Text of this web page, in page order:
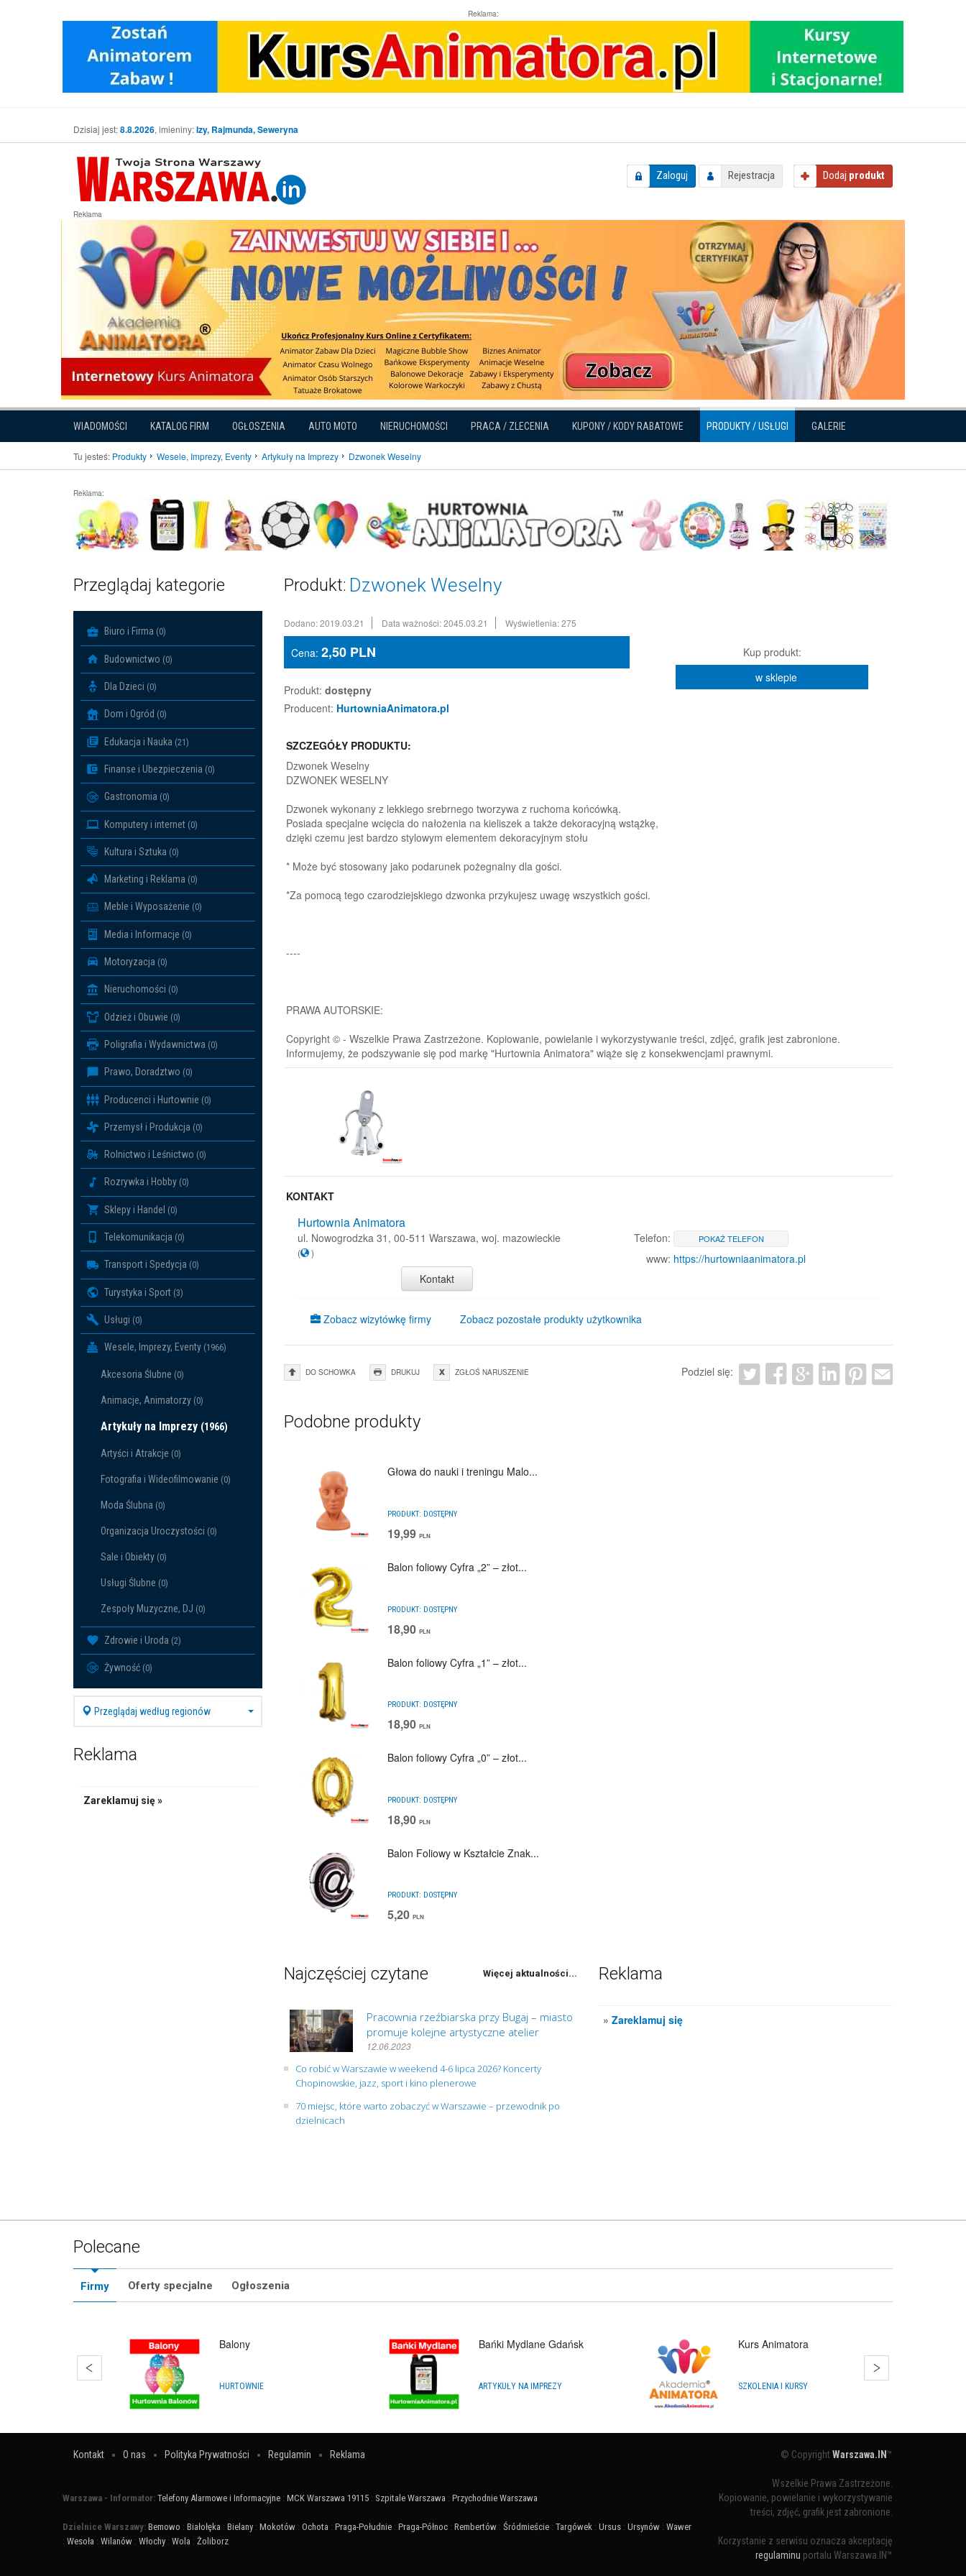
Reklama:
Dzisiaj jest:8.8.2026, imieniny:Izy, Rajmunda, Seweryna
Zaloguj Rejestracja Dodaj produkt
Reklama
WIADOMOŚCI KATALOG FIRM OGŁOSZENIA AUTO MOTO NIERUCHOMOŚCI PRACA / ZLECENIA KUPONY / KODY RABATOWE PRODUKTY / USŁUGI GALERIE
Tu jesteś: Produkty Wesele, Imprezy, Eventy Artykuły na Imprezy Dzwonek Weselny
Reklama:
Przeglądaj kategorie
Biuro i Firma (0)
Budownictwo (0)
Dla Dzieci (0)
Dom i Ogród (0)
Edukacja i Nauka (21)
Finanse i Ubezpieczenia (0)
Gastronomia (0)
Komputery i internet (0)
Kultura i Sztuka (0)
Marketing i Reklama (0)
Meble i Wyposażenie (0)
Media i Informacje (0)
Motoryzacja (0)
Nieruchomości (0)
Odzież i Obuwie (0)
Poligrafia i Wydawnictwa (0)
Prawo, Doradztwo (0)
Producenci i Hurtownie (0)
Przemysł i Produkcja (0)
Rolnictwo i Leśnictwo (0)
Rozrywka i Hobby (0)
Sklepy i Handel (0)
Telekomunikacja (0)
Transport i Spedycja (0)
Turystyka i Sport (3)
Usługi (0)
Wesele, Imprezy, Eventy (1966)
Akcesoria Ślubne (0)
Animacje, Animatorzy (0)
Artykuły na Imprezy (1966)
Artyści i Atrakcje (0)
Fotografia i Wideofilmowanie (0)
Moda Ślubna (0)
Organizacja Uroczystości (0)
Sale i Obiekty (0)
Usługi Ślubne (0)
Zespoły Muzyczne, DJ (0)
Zdrowie i Uroda (2)
Żywność (0)
Przeglądaj według regionów
Reklama
Zareklamuj się »
Produkt: Dzwonek Weselny
Dodano: 2019.03.21 Data ważności: 2045.03.21 Wyświetlenia: 275
Cena: 2,50 PLN
Produkt: dostępny
Producent: HurtowniaAnimatora.pl
Kup produkt:
w sklepie
SZCZEGÓŁY PRODUKTU:
Dzwonek Weselny
DZWONEK WESELNY
Dzwonek wykonany z lekkiego srebrnego tworzywa z ruchoma końcówką.
Posiada specjalne wcięcia do nałożenia na kieliszek a także dekoracyjną wstążkę,
dzięki czemu jest bardzo stylowym elementem dekoracyjnym stołu
* Może być stosowany jako podarunek pożegnalny dla gości.
*Za pomocą tego czarodziejskiego dzwonka przykujesz uwagę wszystkich gości.
----
PRAWA AUTORSKIE:
Copyright © - Wszelkie Prawa Zastrzeżone. Kopiowanie, powielanie i wykorzystywanie treści, zdjęć, grafik jest zabronione.
Informujemy, że podszywanie się pod markę "Hurtownia Animatora" wiąże się z konsekwencjami prawnymi.
KONTAKT
Hurtownia Animatora
ul. Nowogrodzka 31, 00-511 Warszawa, woj. mazowieckie
( )
Kontakt
Telefon: POKAŻ TELEFON
www: https://hurtowniaanimatora.pl
Zobacz wizytówkę firmy Zobacz pozostałe produkty użytkownika
DO SCHOWKA DRUKUJ ZGŁOŚ NARUSZENIE Podziel się:
Podobne produkty
Głowa do nauki i treningu Malo...
PRODUKT: DOSTĘPNY
19,99 PLN
Balon foliowy Cyfra „2” – złot...
PRODUKT: DOSTĘPNY
18,90 PLN
Balon foliowy Cyfra „1” – złot...
PRODUKT: DOSTĘPNY
18,90 PLN
Balon foliowy Cyfra „0” – złot...
PRODUKT: DOSTĘPNY
18,90 PLN
Balon Foliowy w Kształcie Znak...
PRODUKT: DOSTĘPNY
5,20 PLN
Najczęściej czytane Więcej aktualności...
Pracownia rzeźbiarska przy Bugaj – miasto
promuje kolejne artystyczne atelier
12.06.2023
Co robić w Warszawie w weekend 4-6 lipca 2026? Koncerty
Chopinowskie, jazz, sport i kino plenerowe
70 miejsc, które warto zobaczyć w Warszawie – przewodnik po
dzielnicach
Reklama
»Zareklamuj się
Polecane
Firmy Oferty specjalne Ogłoszenia
Balony
HURTOWNIE
Bańki Mydlane Gdańsk
ARTYKUŁY NA IMPREZY
Kurs Animatora
SZKOLENIA I KURSY
Kontakt O nas Polityka Prywatności Regulamin Reklama
Warszawa - Informator: Telefony Alarmowe i Informacyjne : MCK Warszawa 19115 : Szpitale Warszawa : Przychodnie Warszawa
Dzielnice Warszawy: Bemowo : Białołęka : Bielany : Mokotów : Ochota : Praga-Południe : Praga-Północ : Rembertów : Śródmieście : Targówek : Ursus : Ursynów : Wawer
: Wesoła : Wilanów : Włochy : Wola : Żoliborz
© CopyrightWarszawa.IN ™
Wszelkie Prawa Zastrzeżone.
Kopiowanie, powielanie i wykorzystywanie
treści, zdjęć, grafik jest zabronione.
Korzystanie z serwisu oznacza akceptację
regulaminu portalu Warszawa.IN™